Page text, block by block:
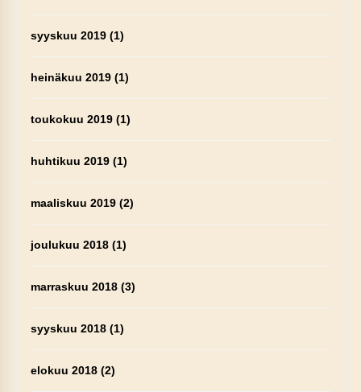
syyskuu 2019(1)
heinäkuu 2019(1)
toukokuu 2019(1)
huhtikuu 2019(1)
maaliskuu 2019(2)
joulukuu 2018(1)
marraskuu 2018(3)
syyskuu 2018(1)
elokuu 2018(2)